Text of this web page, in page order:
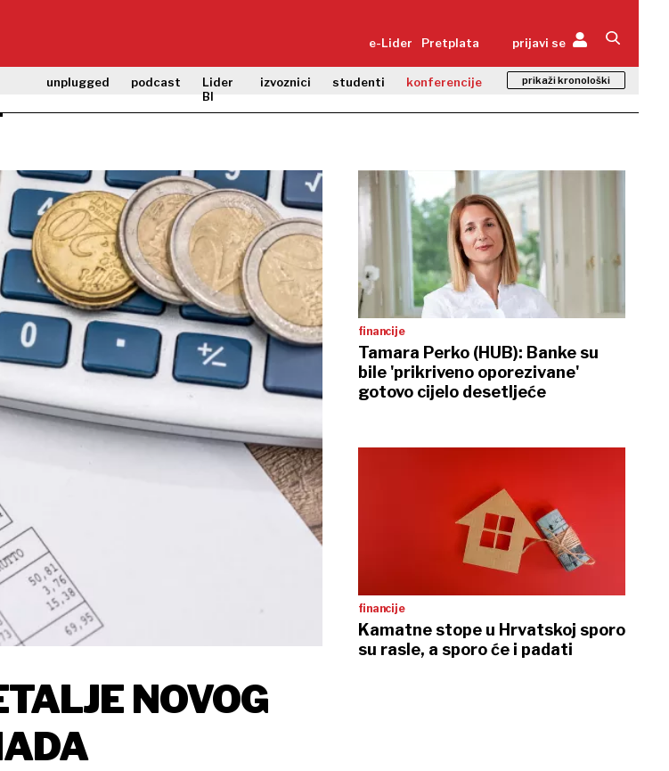
e-Lider Pretplata prijavi se
unplugged podcast
Lider
BI
izvoznici studenti konferencije prikaži kronološki
NOVOG
financije
Tamara Perko (HUB): Banke su
bile 'prikriveno oporezivane'
gotovo cijelo desetljeće
financije
Kamatne stope u Hrvatskoj sporo
su rasle, a sporo će i padati